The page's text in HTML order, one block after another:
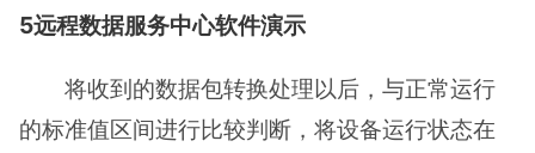
5远程数据服务中心软件演示
将收到的数据包转换处理以后，与正常运行
的标准值区间进行比较判断，将设备运行状态在